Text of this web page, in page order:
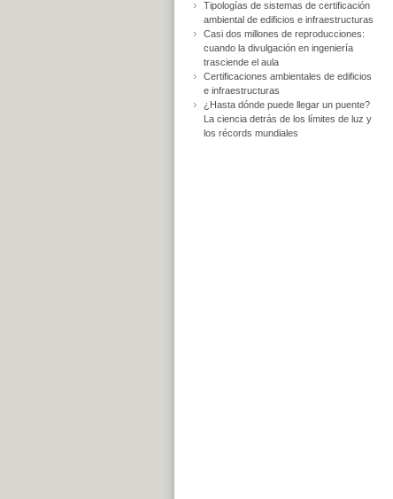
Tipologías de sistemas de certificación
ambiental de edificios e infraestructuras
Casi dos millones de reproducciones:
cuando la divulgación en ingeniería
trasciende el aula
Certificaciones ambientales de edificios
e infraestructuras
¿Hasta dónde puede llegar un puente?
La ciencia detrás de los límites de luz y
los récords mundiales